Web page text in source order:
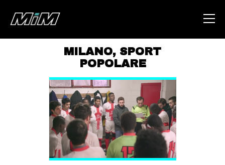
HOME
ABOUT
AREA
DEGENERAZIONE
GAZA FREESTYLE
CSOA LAMBRETTA
MILANO, SPORT
POPOLARE